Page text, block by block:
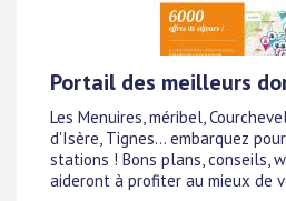
Portail des meilleurs
Les Menuires, méribel,
d'Isère, Tignes... embarquez
stations ! Bons plans, conseils,
aideront à profiter au mieux de